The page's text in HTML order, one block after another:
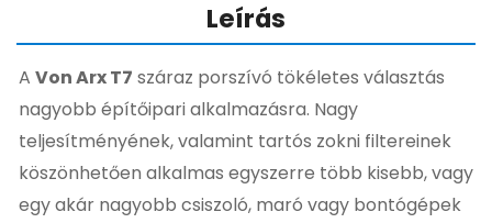
Leírás
A Von Arx T7 száraz porszívó tökéletes választás
nagyobb építőipari alkalmazásra. Nagy
teljesítményének, valamint tartós zokni filtereinek
köszönhetően alkalmas egyszerre több kisebb, vagy
egy akár nagyobb csiszoló, maró vagy bontógépek